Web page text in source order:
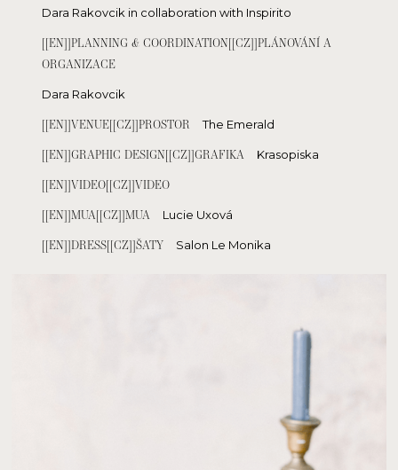
Dara Rakovcik in collaboration with Inspirito
[[EN]]PLANNING & COORDINATION[[CZ]]PLÁNOVÁNÍ A
ORGANIZACE
Dara Rakovcik
[[EN]]VENUE[[CZ]]PROSTOR The Emerald
[[EN]]GRAPHIC DESIGN[[CZ]]GRAFIKA Krasopiska
[[EN]]VIDEO[[CZ]]VIDEO
[[EN]]MUA[[CZ]]MUA
Lucie Uxová
[[EN]]DRESS[[CZ]]ŠATY Salon Le Monika